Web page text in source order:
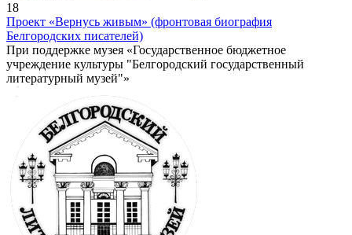
18
Проект «Вернусь живым» (фронтовая биография
Белгородских писателей)
При поддержке музея «Государственное бюджетное
учреждение культуры "Белгородский государственный
литературный музей"»